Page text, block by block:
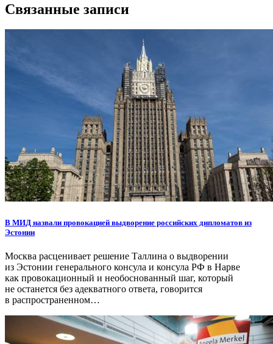
Связанные записи
В МИД назвали провокацией выдворение российских дипломатов из
Эстонии
Москва расценивает решение Таллина о выдворении
из Эстонии генерального консула и консула РФ в Нарве
как провокационный и необоснованный шаг, который
не останется без адекватного ответа, говорится
в распространенном…